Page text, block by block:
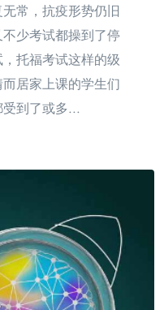
常，抗疫形势仍旧
少考试都操到了停
托福考试这样的级
居家上课的学生们
到了或多...